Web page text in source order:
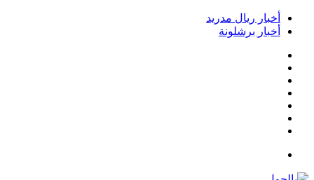
أخبار ريال مدريد
أخبار برشلونة